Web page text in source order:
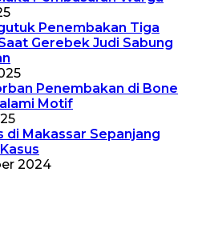
Penembakan Tiga
Gerebek Judi Sabung
Penembakan di Bone
Motif
di Makassar Sepanjang
2024